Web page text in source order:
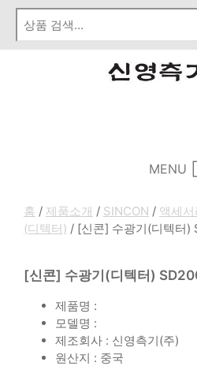
Skip
content
MENU
홈 / 제품소개 / SINCON / 액세
(디텍터) / [신콘] 수광기(디텍터)
[신콘] 수광기(디텍터)
제품명 :
모델명 :
제조회사 : 신영측기(주)
원산지 : 중국